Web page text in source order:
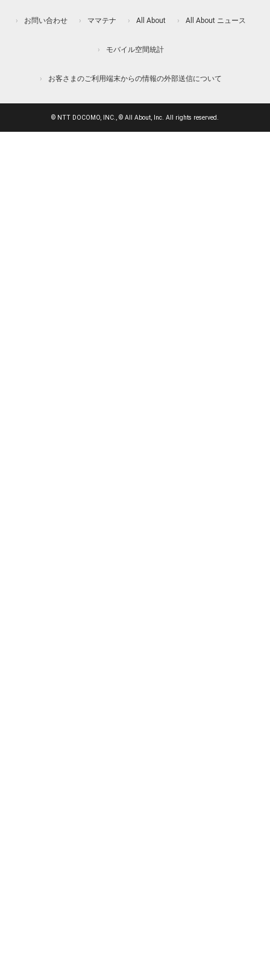
お問い合わせ ママテナ All About All About ニュース
モバイル空間統計
お客さまのご利用端末からの情報の外部送信について
© NTT DOCOMO, INC., © All About, Inc. All rights reserved.